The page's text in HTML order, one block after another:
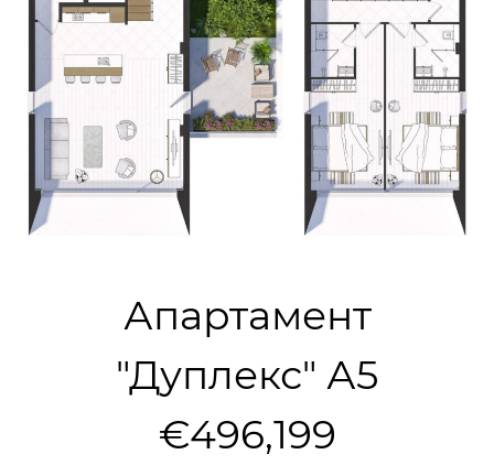
Апартамент
"Дуплекс" А5
€496,199